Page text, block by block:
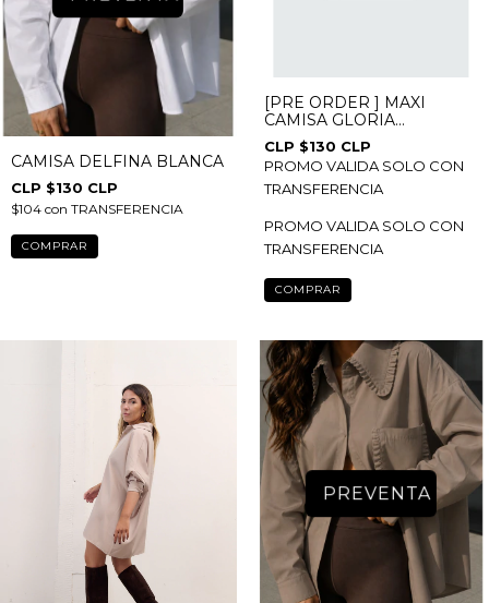
CAMISA DELFINA BLANCA
$130 CLP
$104 con TRANSFERENCIA
COMPRAR
[PRE ORDER ] MAXI
CAMISA GLORIA
CHOCOLATE
$130 CLP
PROMO VALIDA SOLO CON
TRANSFERENCIA
PROMO VALIDA SOLO CON
TRANSFERENCIA
COMPRAR
PREVENTA